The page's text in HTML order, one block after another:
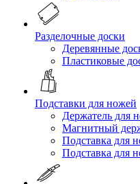
Разделочные доски
Деревянные
Пластиковые
Подставки для ножей
Держатель для
Магнитный
Подставка для
Подставка для